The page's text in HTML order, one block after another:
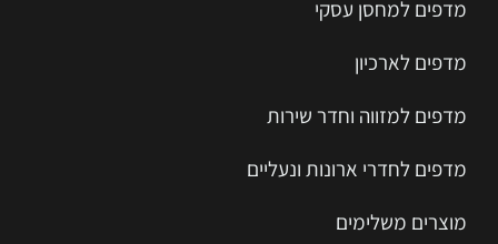
מדפים למחסן עסקי
מדפים לארכיון
מדפים למזווה וחדר שירות
מדפים לחדרי ארונות ונעליים
מוצרים משלימים